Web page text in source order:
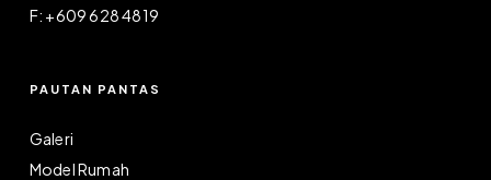
F: +609 628 4819
PAUTAN PANTAS
Galeri
Model Rumah